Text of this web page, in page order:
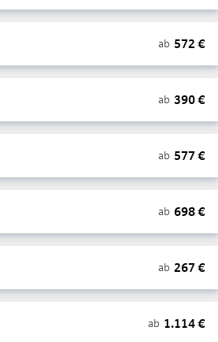
ab 572 €
ab 390€
ab 577 €
ab 698€
ab 267 €
ab 1.114€